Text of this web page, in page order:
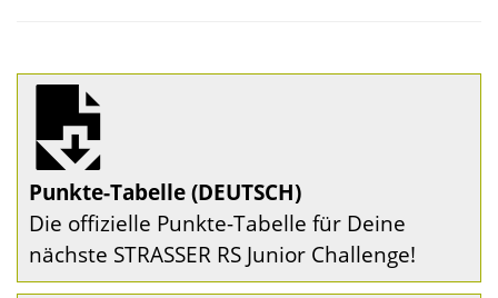
Punkte-Tabelle (DEUTSCH)
Die offizielle Punkte-Tabelle für Deine
nächste STRASSER RS Junior Challenge!